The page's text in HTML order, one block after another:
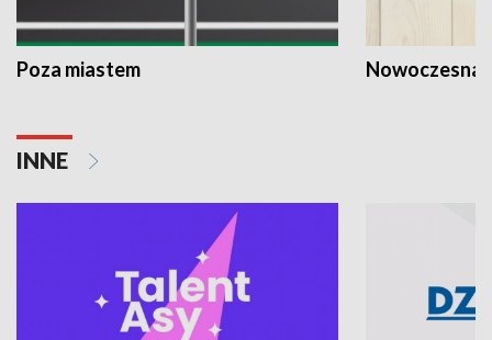
Poza miastem Nowoczesna
INNE